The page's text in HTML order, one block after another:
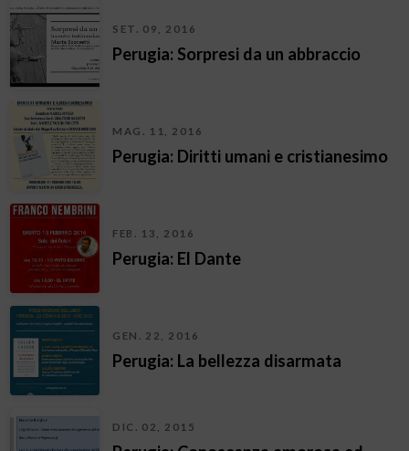
SET. 09, 2016
Perugia: Sorpresi da un abbraccio
MAG. 11, 2016
Perugia: Diritti umani e cristianesimo
FEB. 13, 2016
Perugia: El Dante
GEN. 22, 2016
Perugia: La bellezza disarmata
DIC. 02, 2015